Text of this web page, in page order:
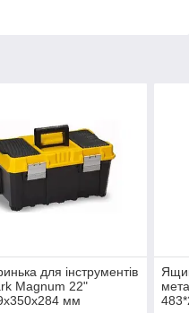
для інструментів
Magnum 22"
мм